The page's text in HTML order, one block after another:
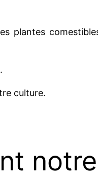
plantes
culture.
notre